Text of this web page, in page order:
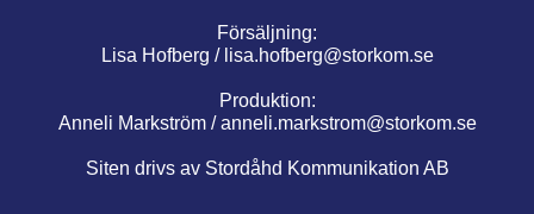
Försäljning:
Lisa Hofberg / lisa.hofberg@storkom.se
Produktion:
Anneli Markström /anneli.markstrom@storkom.se
Siten drivs av Stordåhd Kommunikation AB